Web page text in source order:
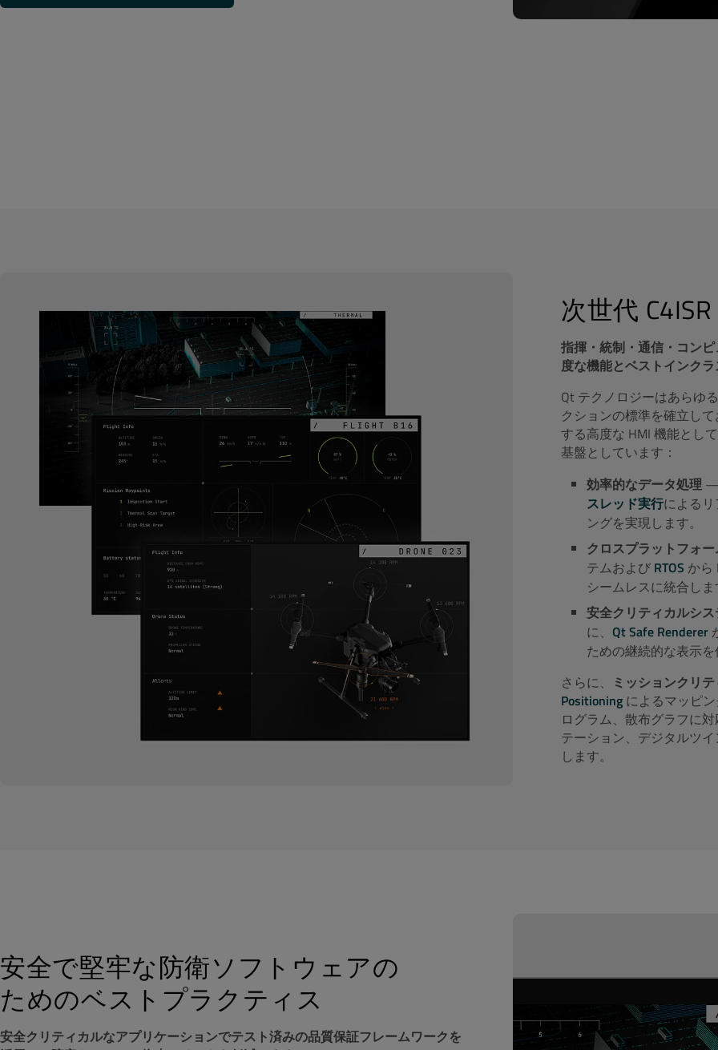
会社名*
職種*
お勤め先のEmailアドレス*
お勤め先のお電話番号*
*
Qt 開発ツール＆フレームワーク
GUIテスト自動化
フォームを送信することで、Qt Groupが
たものとみなされます。お客様は、いつでも当社からのEメールのフッターにある「配信停止」または「設
次世代
指揮・統制・通信・コン
度な機能とベストインク
Qt テクノロジーはあらゆ
クションの標準を確立し
する高度な HMI 機能とし
基盤としています：
効率的なデータ処理 —
スレッド実行による
ングを実現します。
クロスプラットフォ
テムおよび RTOS から
シームレスに統合し
安全クリティカルシ
に、 Qt Safe Renderer
ための継続的な表示
さらに、
ミッションクリ
Positioning によるマッピ
ログラム、散布グラフに
テーション、デジタルツ
します。
安全で堅牢な防衛ソフトウェアの
ためのベストプラクティス
安全クリティカルなアプリケーションでテスト済みの品質保証フレームワークを